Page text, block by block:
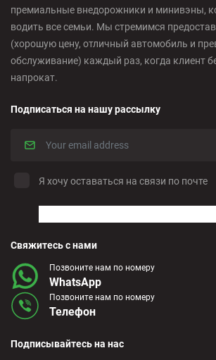
премиальные внедорожники и минивэны,
водить все семьи. Мы стремимся
(хорошую цену, отличный автомобиль и
обслуживание) каждый раз, когда клиент
напрокат.
Подписаться на нашу рассылку
Я хочу оставаться на связи по почте
Свяжитесь с нами
Позвоните нам по номеру
WhatsApp
Позвоните нам по номеру
Телефон
Подписывайтесь на нас